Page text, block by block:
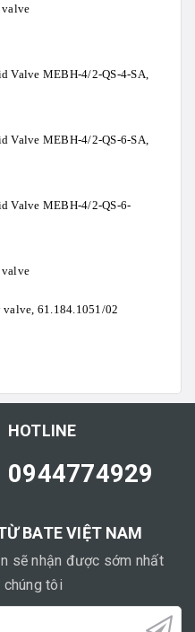
Valve MEBH-4/2-QS-4-SA,
Valve MEBH-4/2-QS-6-SA,
Valve MEBH-4/2-QS-6-
way valve
61.184.1051/02
HOTLINE
0944774929
BATE VIỆT NAM
sẽ nhận được sớm nhất
tôi